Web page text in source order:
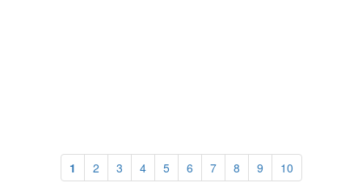
1 2 3 4 5 6 7 8 9 10